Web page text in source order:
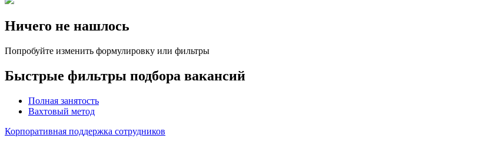
Ничего не нашлось
Попробуйте изменить формулировку или фильтры
Быстрые фильтры подбора вакансий
Полная занятость
Вахтовый метод
Корпоративная поддержка сотрудников